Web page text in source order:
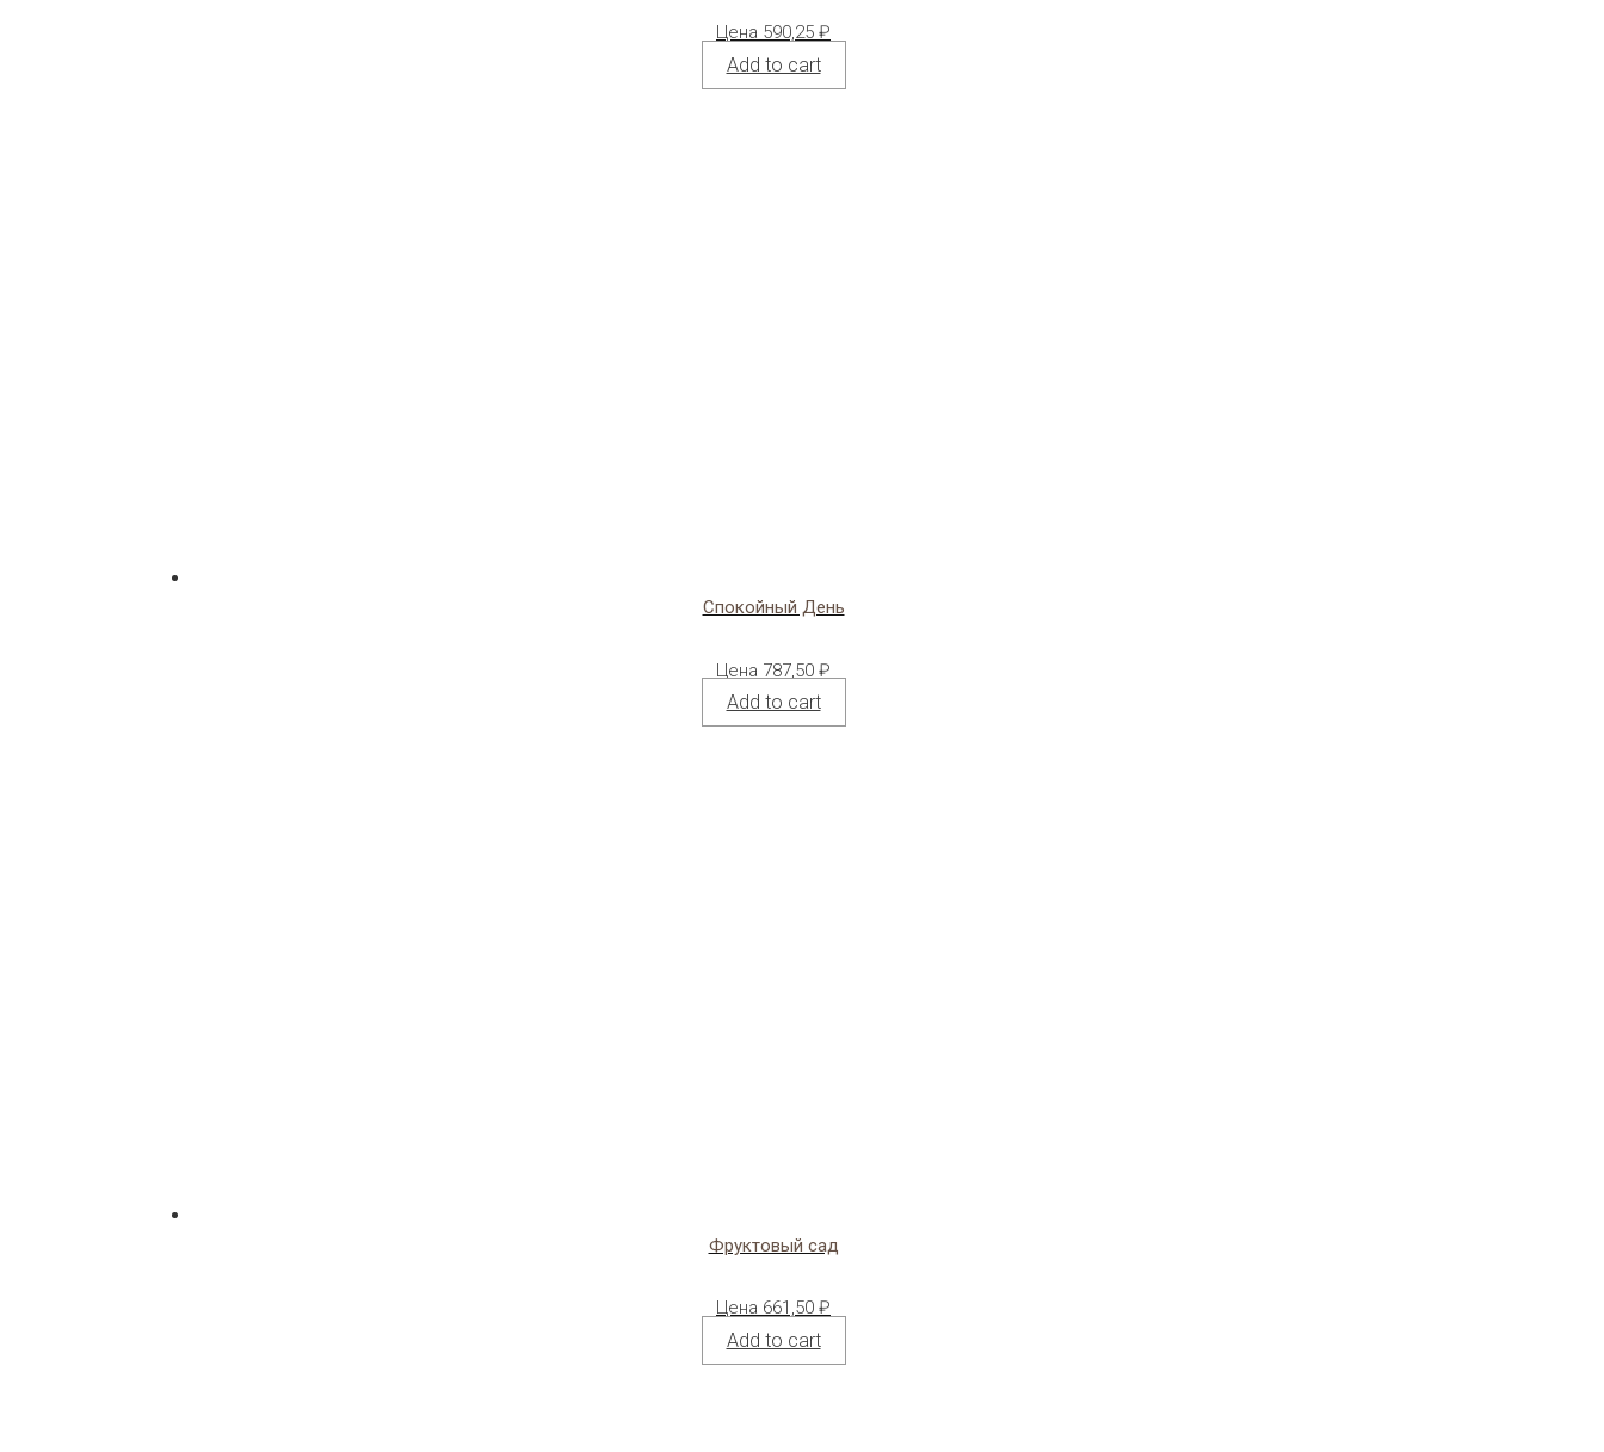
Цена 590,25 ₽
Add to cart
Спокойный День
Цена 787,50 ₽
Add to cart
Фруктовый сад
Цена 661,50 ₽
Add to cart